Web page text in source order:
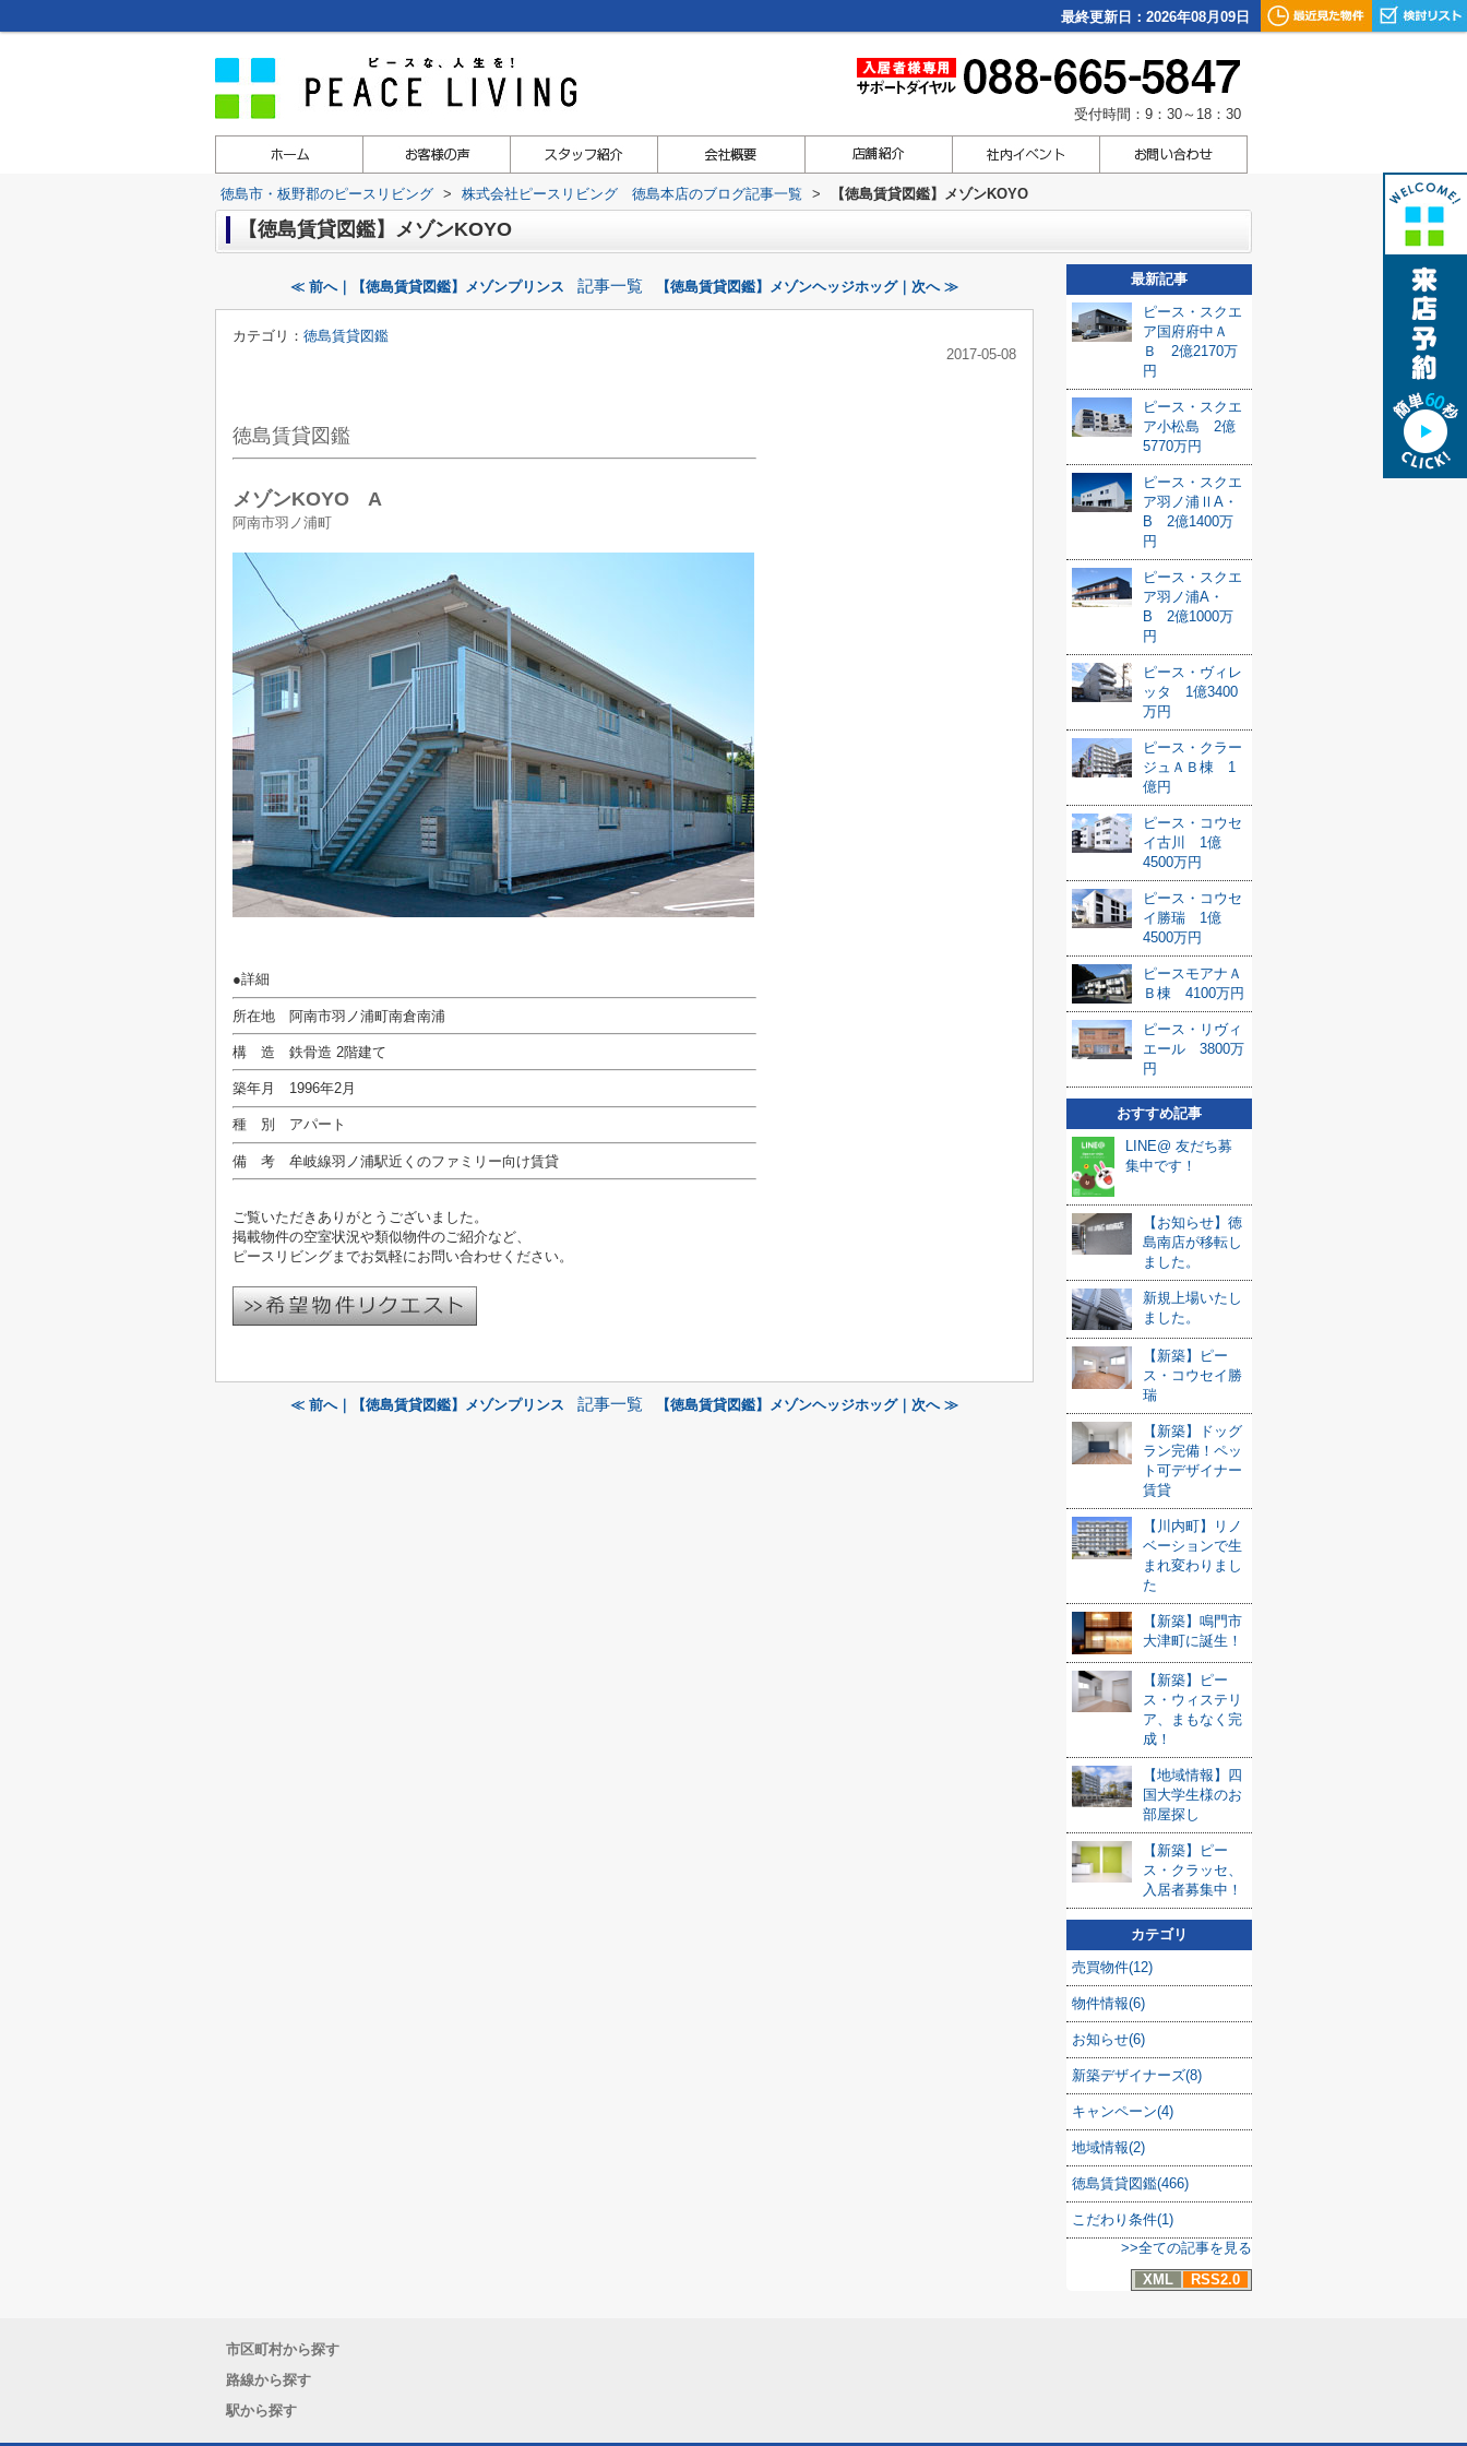
最終更新日：2026年08月09日
受付時間：9：30～18：30
徳島市・板野郡のピースリビング > 株式会社ピースリビング 徳島本店のブログ記事一覧 > 【徳島賃貸図鑑】メゾンKOYO
【徳島賃貸図鑑】メゾンKOYO
≪ 前へ｜【徳島賃貸図鑑】メゾンプリンス 記事一覧 【徳島賃貸図鑑】メゾンヘッジホッグ｜次へ ≫
カテゴリ： 徳島賃貸図鑑
2017-05-08
徳島賃貸図鑑
メゾンKOYO A
阿南市羽ノ浦町
●詳細
所在地 阿南市羽ノ浦町南倉南浦
構 造 鉄骨造 2階建て
築年月 1996年2月
種 別 アパート
備 考 牟岐線羽ノ浦駅近くのファミリー向け賃貸
ご覧いただきありがとうございました。
掲載物件の空室状況や類似物件のご紹介など、
ピースリビングまでお気軽にお問い合わせください。
≪ 前へ｜【徳島賃貸図鑑】メゾンプリンス 記事一覧 【徳島賃貸図鑑】メゾンヘッジホッグ｜次へ ≫
最新記事
ピース・スクエ
ア国府府中Ａ
Ｂ 2億2170万
円
ピース・スクエ
ア小松島 2億
5770万円
ピース・スクエ
ア羽ノ浦ⅡA・
B 2億1400万
円
ピース・スクエ
ア羽ノ浦A・
B 2億1000万
円
ピース・ヴィレ
ッタ 1億3400
万円
ピース・クラー
ジュＡＢ棟 1
億円
ピース・コウセ
イ古川 1億
4500万円
ピース・コウセ
イ勝瑞 1億
4500万円
ピースモアナＡ
Ｂ棟 4100万円
ピース・リヴィ
エール 3800万
円
おすすめ記事
LINE@ 友だち募
集中です！
【お知らせ】徳
島南店が移転し
ました。
新規上場いたし
ました。
【新築】ピー
ス・コウセイ勝
瑞
【新築】ドッグ
ラン完備！ペッ
ト可デザイナー
賃貸
【川内町】リノ
ベーションで生
まれ変わりまし
た
【新築】鳴門市
大津町に誕生！
【新築】ピー
ス・ウィステリ
ア、まもなく完
成！
【地域情報】四
国大学生様のお
部屋探し
【新築】ピー
ス・クラッセ、
入居者募集中！
カテゴリ
売買物件(12)
物件情報(6)
お知らせ(6)
新築デザイナーズ(8)
キャンペーン(4)
地域情報(2)
徳島賃貸図鑑(466)
こだわり条件(1)
>>全ての記事を見る
XML
RSS2.0
市区町村から探す
路線から探す
駅から探す